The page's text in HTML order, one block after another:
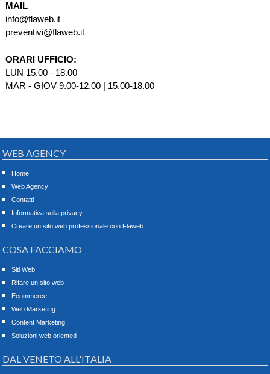
MAIL
info@flaweb.it
preventivi@flaweb.it
ORARI UFFICIO:
LUN 15.00 - 18.00
MAR - GIOV 9.00-12.00 | 15.00-18.00
WEB AGENCY
Home
Web Agency
Contatti
Informativa sulla privacy
Creare un sito web professionale con Flaweb
COSA FACCIAMO
Siti Web
Rifare un sito web
Ecommerce
Web Marketing
Content Marketing
Soluzioni web oriented
DAL VENETO ALL'ITALIA